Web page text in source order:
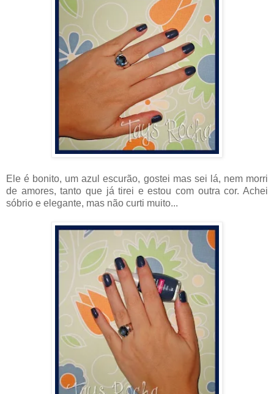
Ele é bonito, um azul escurão, gostei mas sei lá, nem morri
de amores, tanto que já tirei e estou com outra cor. Achei
sóbrio e elegante, mas não curti muito...